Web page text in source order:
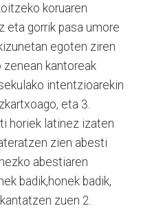
koruaren
eta gorrik pasa umore
egoten ziren
zenean kantoreak
intentzioarekin
eta 3.
horiek latinez izaten
zien abesti
abestiaren
badik,honek badik,
zuen 2.